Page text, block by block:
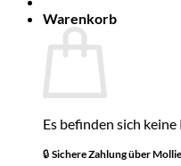
Warenkorb
Es befinden sich
🔒 Sichere Zahlung überMollie